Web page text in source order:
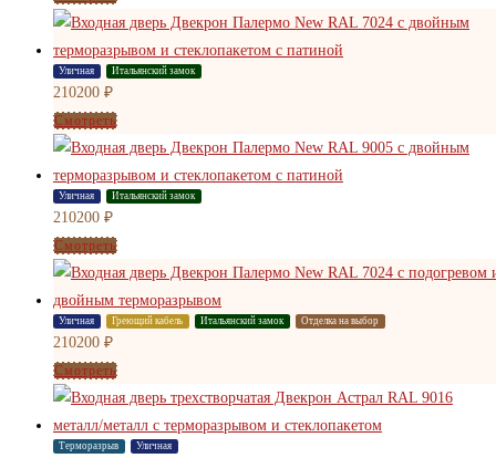
Уличная Итальянский замок
210200 ₽
Смотреть
Уличная Итальянский замок
210200 ₽
Смотреть
Уличная Греющий кабель Итальянский замок Отделка на выбор
210200 ₽
Смотреть
Терморазрыв Уличная